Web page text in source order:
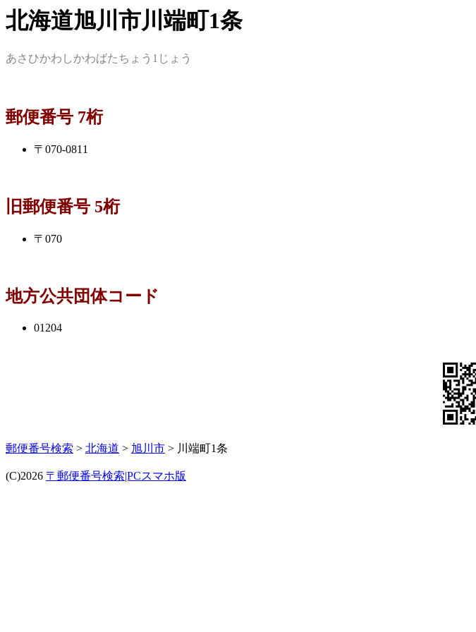
北海道旭川市川端町1条
あさひかわしかわばたちょう1じょう
郵便番号 7桁
〒070-0811
旧郵便番号 5桁
〒070
地方公共団体コード
01204
郵便番号検索 > 北海道 > 旭川市 > 川端町1条
(C)2026 〒郵便番号検索|PCスマホ版